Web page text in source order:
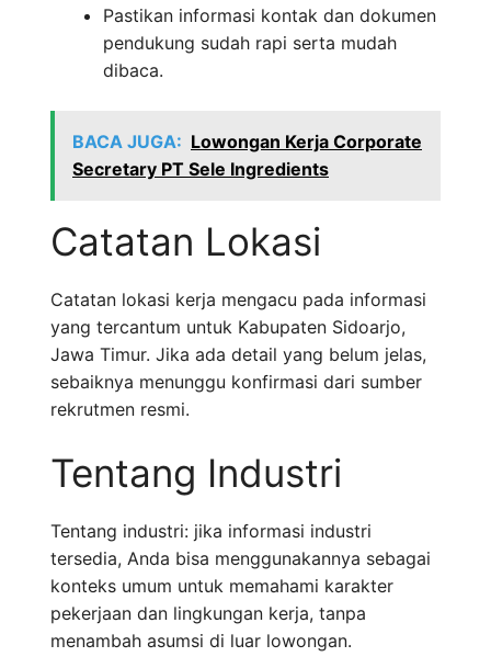
Pastikan informasi kontak dan dokumen
pendukung sudah rapi serta mudah
dibaca.
BACA JUGA: Lowongan Kerja Corporate
Secretary PT Sele Ingredients
Catatan Lokasi
Catatan lokasi kerja mengacu pada informasi
yang tercantum untuk Kabupaten Sidoarjo,
Jawa Timur. Jika ada detail yang belum jelas,
sebaiknya menunggu konfirmasi dari sumber
rekrutmen resmi.
Tentang Industri
Tentang industri: jika informasi industri
tersedia, Anda bisa menggunakannya sebagai
konteks umum untuk memahami karakter
pekerjaan dan lingkungan kerja, tanpa
menambah asumsi di luar lowongan.